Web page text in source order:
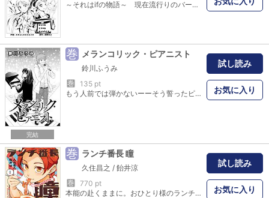
～それはifの物語～ 現在流行りのバーチャルアイドルがさらに進化、アンドロイドアイドルとして活躍する近未来の世界を創造し、その時代に生きるアンドロイド、少年、少女の生き方を描きました。 夢を目指す少年、似夢（アユム）とアンドロイドの少女、ピンキーが織りなすハーモニーで別世界にいざないたいと思います。 歌をモチーフにした作品はシンフォギア・マクロスなど色々とありますが、また違った方向からのアプローチをしてみたいと思いました。 最後まで描き切りたいと思ったので、自費出版という形をとりました。 表紙にいるポニーテールのヒロイン１話目で出ないんかい！と初っ端よりヒロイン詐欺しましたが、安心してください（笑）２話目より即登場します♪ 他のサイトでは無料配信しておりますが、解像度を上げてより綺麗にした状態でお楽しみいただけるように致しました。 のんびり更新してゆきますので、暖かく見守っていただけると幸いです。
完結
巻 メランコリック・ピアニスト
鈴川ふうみ
巻
135 pt
もう人前では弾かないーーそう誓ったピアノだったのにひょんなことから文化祭で伴奏するハメになって…！？文化祭で何もやりたいことがなかったはずの明日華のピアノを聞いて、バンドをクビになった松くんがスカウトしてきた。楽しい演奏を目指す松くんの姿勢に心ひかれ、人前で弾くことをやめた明日華は一歩踏みだそうとするが…？音楽がつなげる心と心、ひびきあう青春ハーモニー。
試し読み
お気に入り
巻 ランチ番長 瞳
久住昌之 / 飴井涼
巻
770 pt
本能の赴くままに。おひとり様のランチ開拓譚――!! ランチに人一倍の情熱を注ぎ、「ランチ番長」の異名を持つ新大阪 瞳。彼女は今日も自身の“ランチアンテナ”に導かれて、新たな『ナイスランチ』を見つけ出す。グルメ漫画の巨匠 久住昌之と期待の俊英 飴井涼のタッグで贈る、空腹と心を満たすグルメストーリー。二人の美味しいハーモニーをご堪能あれ!! (C)2026 Masayuki Qusumi┴(C)2026 Ryo Amei
試し読み
お気に入り